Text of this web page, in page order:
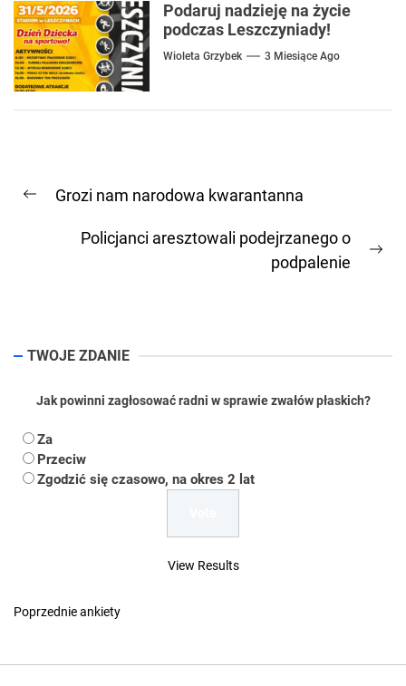
Podaruj nadzieję na życie
podczas Leszczyniady!
Wioleta Grzybek 3 Miesiące Ago
wpisu
Previous
Grozi nam narodowa kwarantanna
Policjanci aresztowali podejrzanego o
podpalenie
TWOJE ZDANIE
Jak powinni zagłosować radni w sprawie zwałów płaskich?
Za
Przeciw
Zgodzić się czasowo, na okres 2 lat
View Results
Poprzednie ankiety